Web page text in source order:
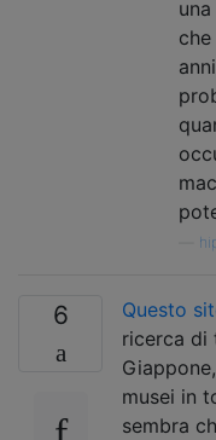
6 Questo
ricerca di
musei in
sembra